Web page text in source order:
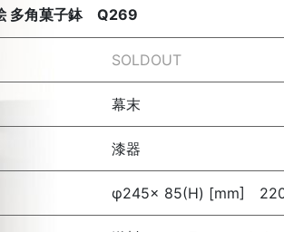
多角菓子鉢 Q269
SOLDOUT
幕末
漆器
φ245× 85(H) [mm]